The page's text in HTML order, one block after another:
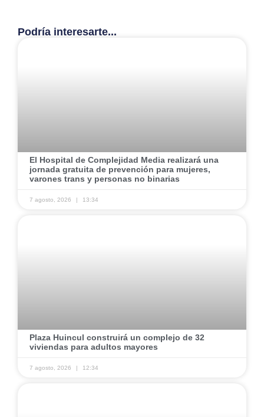
Podría interesarte...
El Hospital de Complejidad Media realizará una
jornada gratuita de prevención para mujeres,
varones trans y personas no binarias
7 agosto, 2026 13:34
Plaza Huincul construirá un complejo de 32
viviendas para adultos mayores
7 agosto, 2026 12:34